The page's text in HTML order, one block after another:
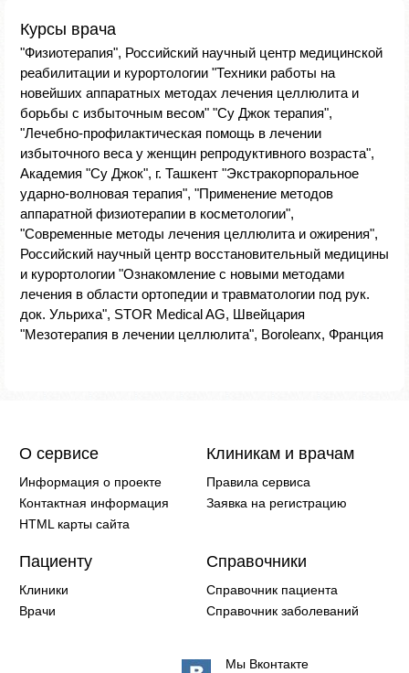
Курсы врача
"Физиотерапия", Российский научный центр медицинской
реабилитации и курортологии "Техники работы на
новейших аппаратных методах лечения целлюлита и
борьбы с избыточным весом" "Су Джок терапия",
"Лечебно-профилактическая помощь в лечении
избыточного веса у женщин репродуктивного возраста",
Академия "Су Джок", г. Ташкент "Экстракорпоральное
ударно-волновая терапия", "Применение методов
аппаратной физиотерапии в косметологии",
"Современные методы лечения целлюлита и ожирения",
Российский научный центр восстановительный медицины
и курортологии "Ознакомление с новыми методами
лечения в области ортопедии и травматологии под рук.
док. Ульриха", STOR Medical AG, Швейцария
"Мезотерапия в лечении целлюлита", Boroleanx, Франция
О сервисе
Информация о проекте
Контактная информация
HTML карты сайта
Клиникам и врачам
Правила сервиса
Заявка на регистрацию
Пациенту
Клиники
Врачи
Справочники
Справочник пациента
Справочник заболеваний
Мы Вконтакте